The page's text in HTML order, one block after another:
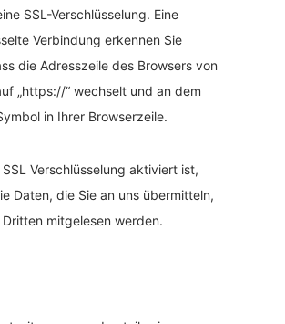
SSL-Verschlüsselung. Eine
Verbindung erkennen Sie
die Adresszeile des Browsers von
„https://“ wechselt und an dem
in Ihrer Browserzeile.
Verschlüsselung aktiviert ist,
Daten, die Sie an uns übermitteln,
mitgelesen werden.